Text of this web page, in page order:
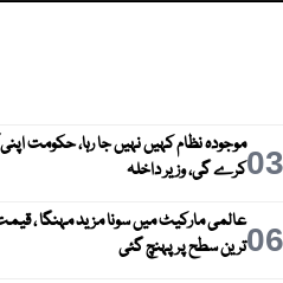
03موجودہ نظام کہیں نہیں جا رہا، حکومت
کرے گی، وزیر داخلہ
06ترین سطح پر پہنچ گئی